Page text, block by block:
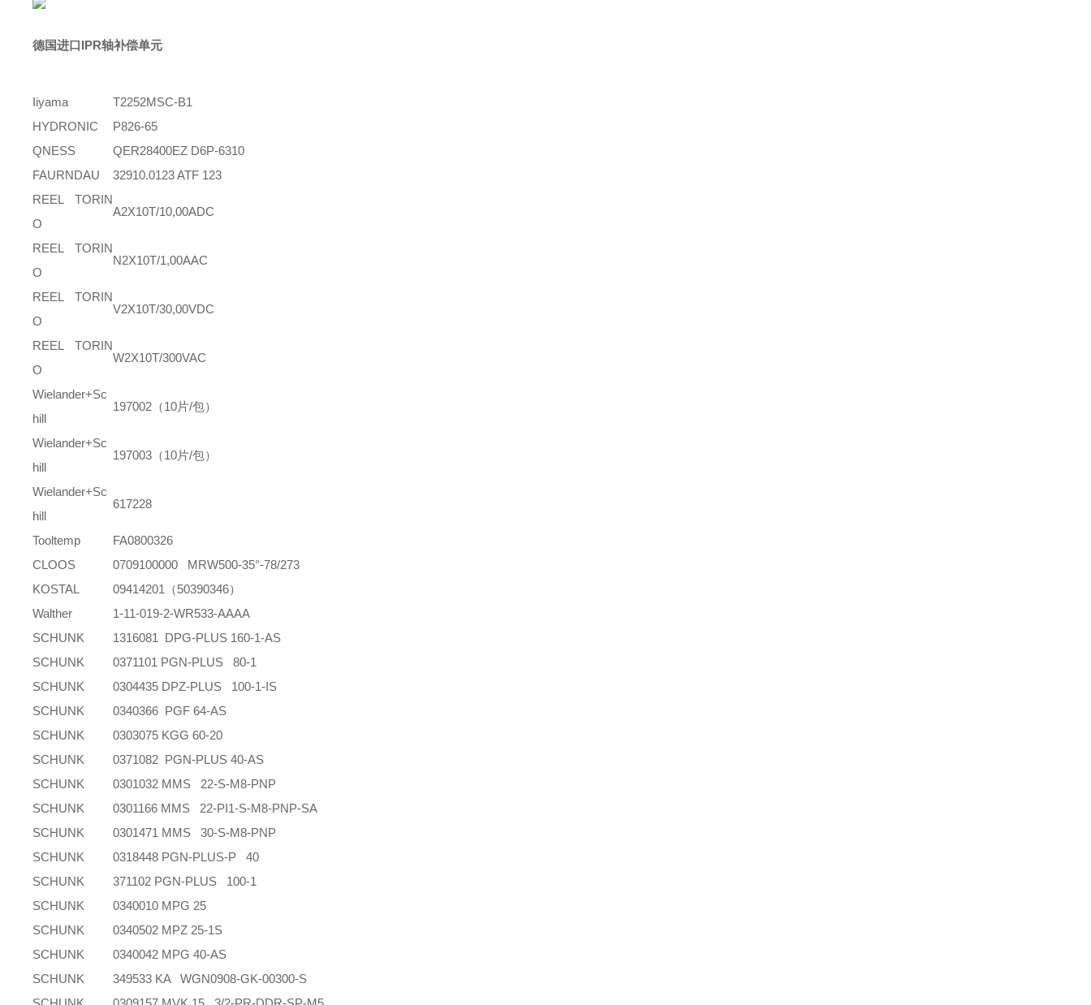
德国进口IPR轴补偿单元
Iiyama
T2252MSC-B1
HYDRONIC
P826-65
QNESS
QER28400EZ D6P-6310
FAURNDAU
32910.0123 ATF 123
REEL TORIN
O
A2X10T/10,00ADC
REEL TORIN
O
N2X10T/1,00AAC
REEL TORIN
O
V2X10T/30,00VDC
REEL TORIN
O
W2X10T/300VAC
Wielander+Sc
hill
197002 （10片/包）
Wielander+Sc
hill
197003 （10片/包）
Wielander+Sc
hill
617228
Tooltemp
FA0800326
CLOOS
0709100000 MRW500-35°-78/273
KOSTAL
09414201（50390346）
Walther
1-11-019-2-WR533-AAAA
SCHUNK
1316081 DPG-PLUS 160-1-AS
SCHUNK
0371101 PGN-PLUS 80-1
SCHUNK
0304435 DPZ-PLUS 100-1-IS
SCHUNK
0340366 PGF 64-AS
SCHUNK
0303075 KGG 60-20
SCHUNK
0371082 PGN-PLUS 40-AS
SCHUNK
0301032 MMS 22-S-M8-PNP
SCHUNK
0301166 MMS 22-PI1-S-M8-PNP-SA
SCHUNK
0301471 MMS 30-S-M8-PNP
SCHUNK
0318448 PGN-PLUS-P 40
SCHUNK
371102 PGN-PLUS 100-1
SCHUNK
0340010 MPG 25
SCHUNK
0340502 MPZ 25-1S
SCHUNK
0340042 MPG 40-AS
SCHUNK
349533 KA WGN0908-GK-00300-S